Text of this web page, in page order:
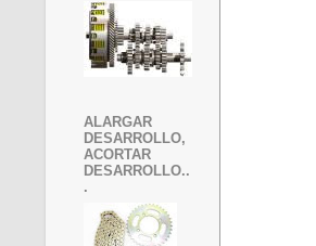
ALARGAR
DESARROLLO,
ACORTAR
DESARROLLO..
.